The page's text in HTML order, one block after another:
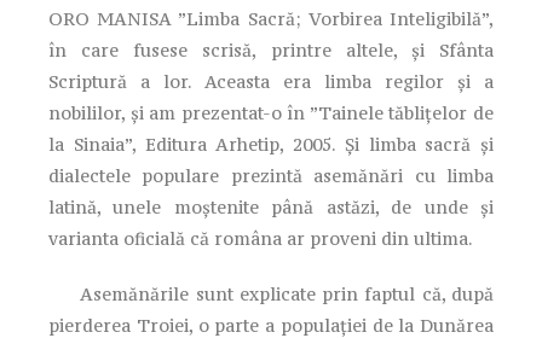
ORO MANISA ”Limba Sacră; Vorbirea Inteligibilă”,
în care fusese scrisă, printre altele, și Sfânta
Scriptură a lor. Aceasta era limba regilor și a
nobililor, și am prezentat-o în ”Tainele tăblițelor de
la Sinaia”, Editura Arhetip, 2005. Și limba sacră și
dialectele populare prezintă asemănări cu limba
latină, unele moștenite până astăzi, de unde și
varianta oficială că româna ar proveni din ultima.
Asemănările sunt explicate prin faptul că, după
pierderea Troiei, o parte a populației de la Dunărea